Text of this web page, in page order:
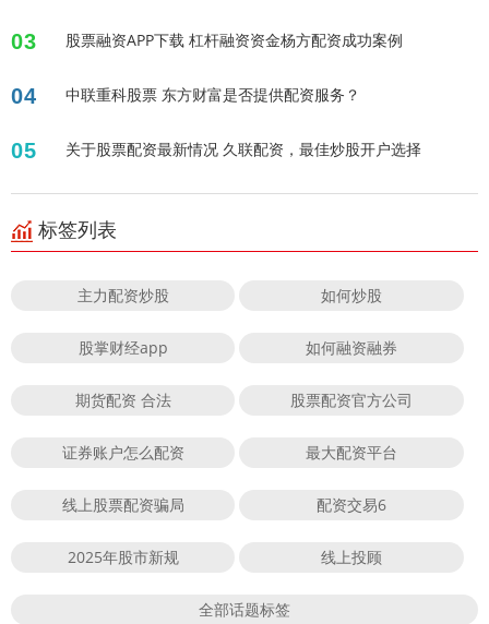
03 股票融资APP下载 杠杆融资资金杨方配资成功案例
04 中联重科股票 东方财富是否提供配资服务？
05 关于股票配资最新情况 久联配资，最佳炒股开户选择
标签列表
主力配资炒股 如何炒股
股掌财经app 如何融资融券
期货配资 合法 股票配资官方公司
证券账户怎么配资 最大配资平台
线上股票配资骗局 配资交易6
2025年股市新规 线上投顾
全部话题标签